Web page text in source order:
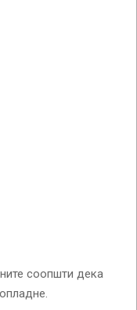
соопшти дека